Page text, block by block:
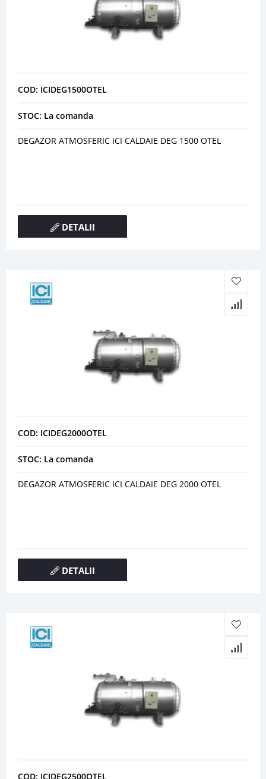
COD: ICIDEG1500OTEL
STOC: La comanda
DEGAZOR ATMOSFERIC ICI CALDAIE DEG 1500 OTEL
DETALII
COD: ICIDEG2000OTEL
STOC: La comanda
DEGAZOR ATMOSFERIC ICI CALDAIE DEG 2000 OTEL
DETALII
COD: ICIDEG2500OTEL